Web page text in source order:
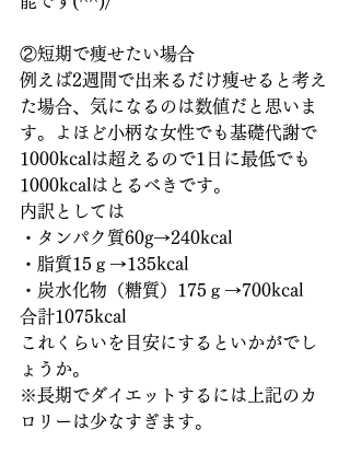
②短期で痩せたい場合
例えば2週間で出来るだけ痩せると考え
た場合、気になるのは数値だと思いま
す。よほど小柄な女性でも基礎代謝で
1000kcalは超えるので1日に最低でも
1000kcalはとるべきです。
内訳としては
・タンパク質60g→240kcal
・脂質15ｇ→135kcal
・炭水化物（糖質）175ｇ→700kcal
合計1075kcal
これくらいを目安にするといかがでし
ょうか。
※長期でダイエットするには上記のカ
ロリーは少なすぎます。